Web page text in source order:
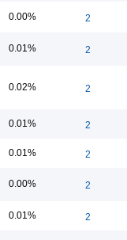
0.00% 2
0.01% 2
0.02% 2
0.01% 2
0.01% 2
0.00% 2
0.01% 2